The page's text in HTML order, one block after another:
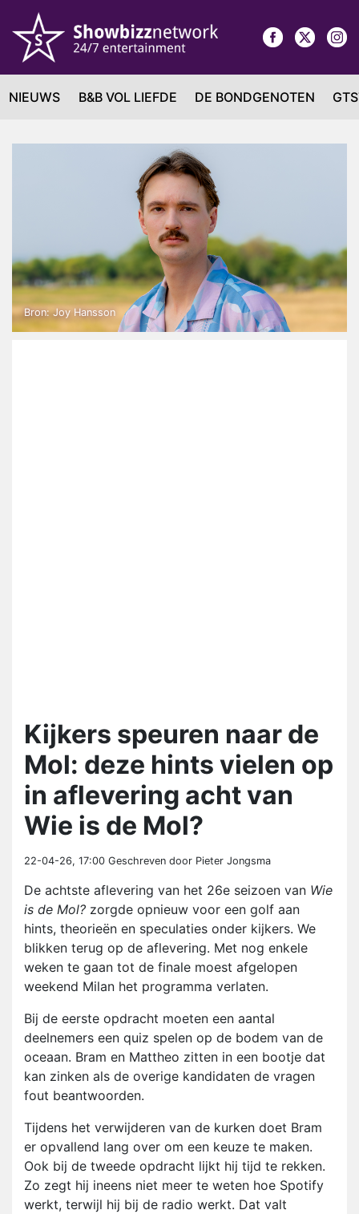
NIEUWS B&B VOL LIEFDE DE BONDGENOTEN
Bron: Joy Hansson
Kijkers speuren naar de
Mol: deze hints vielen op
in aflevering acht van
Wie is de Mol?
22-04-26, 17:00 Geschreven door Pieter Jongsma
De achtste aflevering van het 26e seizoen van Wie
is de Mol? zorgde opnieuw voor een golf aan
hints, theorieën en speculaties onder kijkers. We
blikken terug op de aflevering. Met nog enkele
weken te gaan tot de finale moest afgelopen
weekend Milan het programma verlaten.
Bij de eerste opdracht moeten een aantal
deelnemers een quiz spelen op de bodem van de
oceaan. Bram en Mattheo zitten in een bootje dat
kan zinken als de overige kandidaten de vragen
fout beantwoorden.
Tijdens het verwijderen van de kurken doet Bram
er opvallend lang over om een keuze te maken.
Ook bij de tweede opdracht lijkt hij tijd te rekken.
Zo zegt hij ineens niet meer te weten hoe Spotify
werkt, terwijl hij bij de radio werkt. Dat valt